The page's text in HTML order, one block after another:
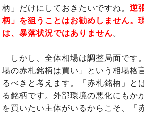
柄」だけにしておきたいですね。 逆
柄」を狙うことはお勧めしません。
は、暴落状況ではありません。
しかし、全体相場は調整局面です
場の赤札銘柄は買い」という相場格
るべきと考えます。「赤札銘柄」と
る銘柄です。外部環境の悪化にもか
を買いたい主体がいるからこそ、「